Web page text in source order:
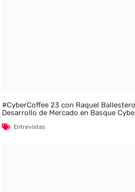
#CyberCoffee 23 con Raquel
Desarrollo de Mercado en Basque
Entrevistas